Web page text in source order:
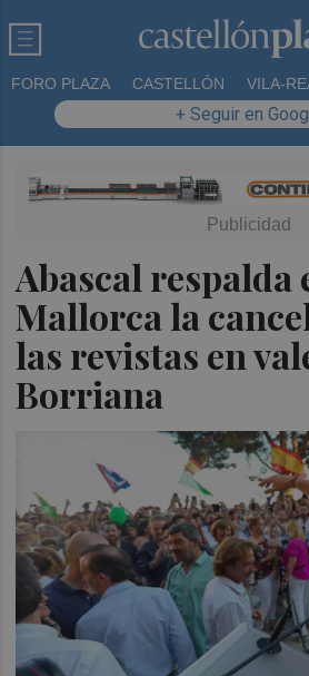
FORO PLAZA CASTELLÓN VILA-
+ Seguir en
Abascal respalda
Mallorca la
las revistas en
Borriana